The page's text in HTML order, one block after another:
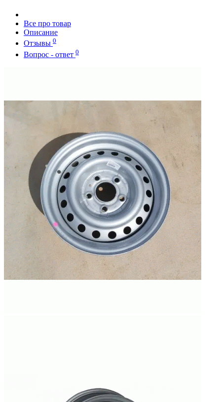
Все про товар
Описание
Отзывы 0
Вопрос - ответ 0